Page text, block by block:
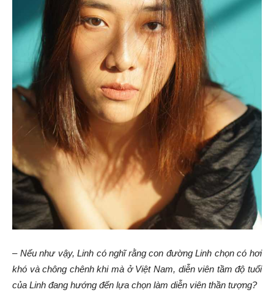
–Nếu như vậy, Linh có nghĩ rằng con đường Linh chọn có hơi
khó và chông chênh khi mà ở Việt Nam, diễn viên tầm độ tuổi
của Linh đang hướng đến lựa chọn làm diễn viên thần tượng?